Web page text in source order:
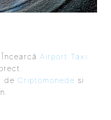
Airport Taxi
de Criptomonede si